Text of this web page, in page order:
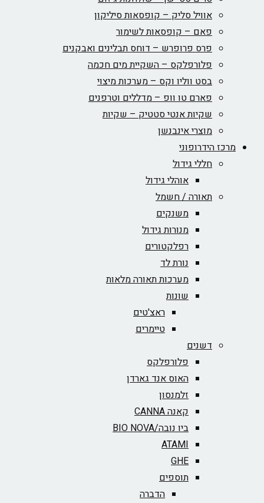
אוויל סליק – קופסאות סיליקון
פאם – קופסאות לשימור
פרס פרופרש – דוחס תבלינים ואבקנים
פלורפלקס – השקיית מים חכמה
בסט ווליו וקס – מערכות מיצוי
פארם טו וופ – מדללים וטרפנים
שקיות אנטי סטטיק – שקיות
מוצרי אינבנשן
מרכז הידרופוני
חללי גידול
אוהלי גידול
תאורה / חשמל
משנקים
מנורות גידול
רפלקטורים
נורת לד
מערכות תאורה מלאות
שונות
ראצ'טים
טיימרים
דשנים
פלורפלקס
האוס אנד גארדן
זלמנסון
קאנה CANNA
ביו נובה/BIO NOVA‏
ATAMI
GHE
תוספים
הדברה